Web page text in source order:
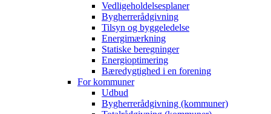
Vedligeholdelsesplaner
Bygherrerådgivning
Tilsyn og byggeledelse
Energimærkning
Statiske beregninger
Energioptimering
Bæredygtighed i en forening
For kommuner
Udbud
Bygherrerådgivning (kommuner)